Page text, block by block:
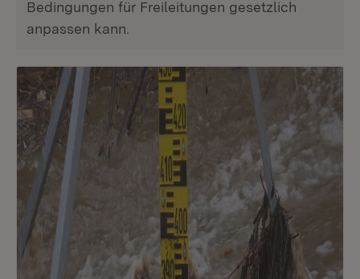
Bedingungen für Freileitungen gesetzlich
anpassen kann.